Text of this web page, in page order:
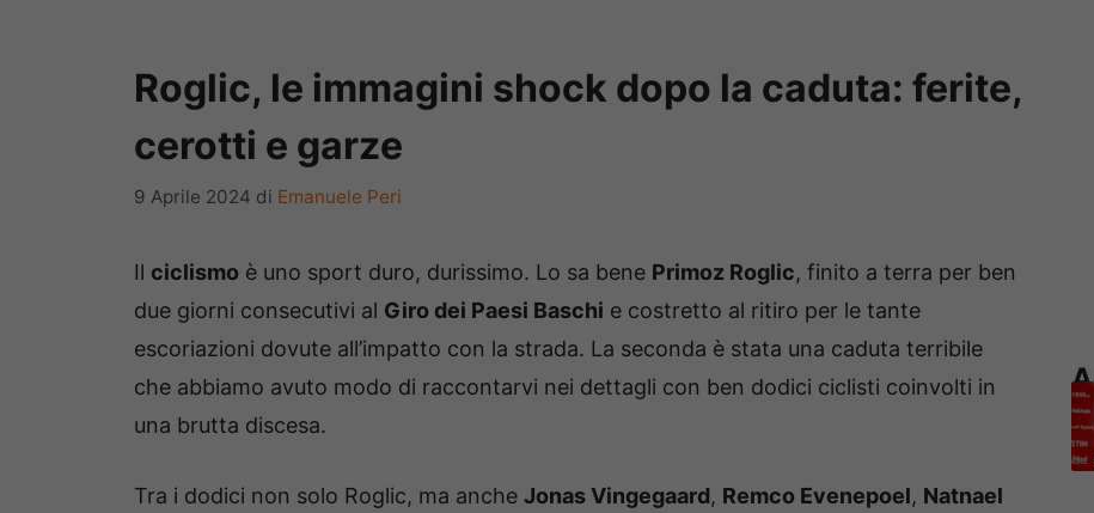
Roglic, le immagini shock dopo la caduta: ferite,
cerotti e garze
9 Aprile 2024 di Emanuele Peri
Il ciclismo è uno sport duro, durissimo. Lo sa bene Primoz Roglic, finito a terra per ben
due giorni consecutivi al Giro dei Paesi Baschi e costretto al ritiro per le tante
escoriazioni dovute all’impatto con la strada. La seconda è stata una caduta terribile
che abbiamo avuto modo di raccontarvi nei dettagli con ben dodici ciclisti coinvolti in
una brutta discesa.
Tra i dodici non solo Roglic, ma anche Jonas Vingegaard, Remco Evenepoel, Natnael